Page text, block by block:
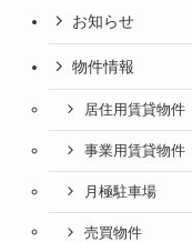
お知らせ
物件情報
居住用賃貸物件
事業用賃貸物件
月極駐車場
売買物件